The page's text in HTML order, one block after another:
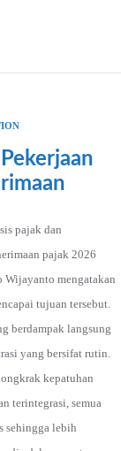
pajak dan
pajak 2026
mengatakan
tujuan tersebut.
berdampak langsung
yang bersifat rutin.
kepatuhan
terintegrasi, semua
sehingga lebih